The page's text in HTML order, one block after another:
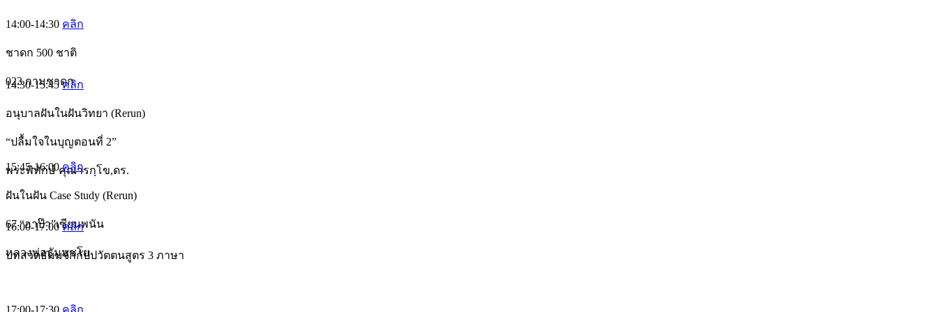
14:00-14:30 คลิก
ชาดก 500 ชาติ
023 กามชาดก
14:30-15:45คลิก
อนุบาลฝันในฝันวิทยา (Rerun)
“ปลื้มใจในบุญตอนที่ 2”
พระพิทักษ์ คุณารกฺโข,ดร.
15:45-16:00คลิก
ฝันในฝัน Case Study (Rerun)
67 “อาป๊า”เซียนพนัน
หลวงพ่อธัมมชโย
16:00-17:00คลิก
บทสวดธัมมจักกัปปวัตตนสูตร 3 ภาษา
17:00-17:30 คลิก